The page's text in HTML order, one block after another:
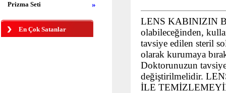
Prizma Seti »
En Çok Satanlar
LENS KABINIZIN
olabileceğinden,
tavsiye edilen steril
olarak kurumaya
Doktorunuzun
değiştirilmelidir.
İLE